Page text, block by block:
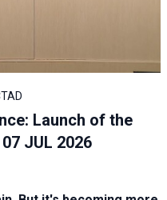
Launch of the
JUL 2026